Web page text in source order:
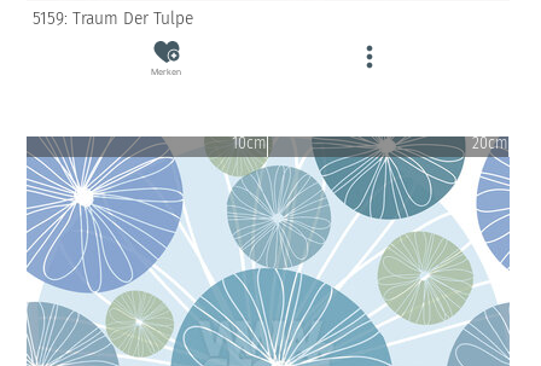
5159: Traum Der Tulpe
Merken
10cm 20cm